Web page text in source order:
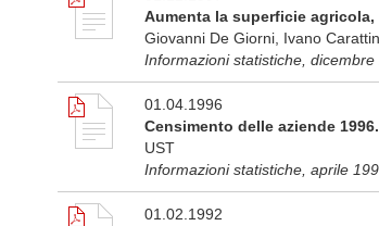
Aumenta la superficie
Giovanni De Giorni, Ivano
Informazioni statistiche, dicembre
01.04.1996
Censimento delle aziende
UST
Informazioni statistiche, aprile
01.02.1992